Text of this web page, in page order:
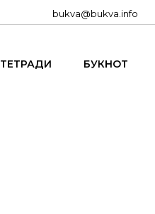
bukva@bukva.info
ТЕТРАДИ БУКНОТ